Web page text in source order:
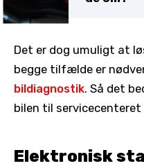
Det er dog umuligt at
begge tilfælde er
bildiagnostik. Så det
bilen til servicecenteret
Elektronisk